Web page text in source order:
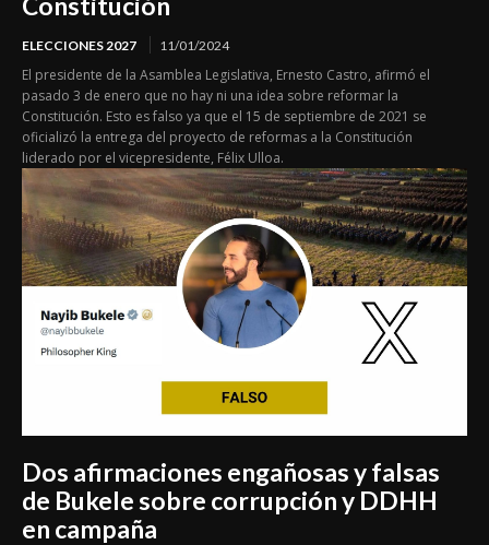
ELECCIONES 2027 11/01/2024
El presidente de la Asamblea Legislativa, Ernesto Castro, afirmó el
pasado 3 de enero que no hay ni una idea sobre reformar la
Constitución. Esto es falso ya que el 15 de septiembre de 2021 se
oficializó la entrega del proyecto de reformas a la Constitución
liderado por el vicepresidente, Félix Ulloa.
Dos afirmaciones engañosas y falsas
de Bukele sobre corrupción y DDHH
en campaña